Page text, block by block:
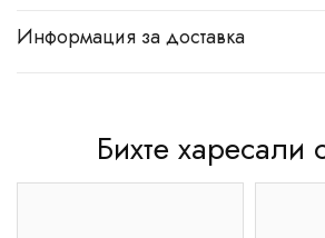
Информация за доставка
Бихте